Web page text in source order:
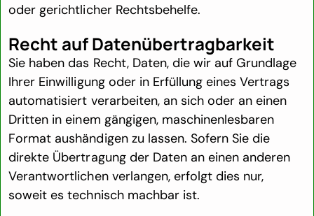
oder gerichtlicher Rechtsbehelfe.
Recht auf Daten­übertrag­barkeit
Sie haben das Recht, Daten, die wir auf Grundlage
Ihrer Einwilligung oder in Erfüllung eines Vertrags
automatisiert verarbeiten, an sich oder an einen
Dritten in einem gängigen, maschinenlesbaren
Format aushändigen zu lassen. Sofern Sie die
direkte Übertragung der Daten an einen anderen
Verantwortlichen verlangen, erfolgt dies nur,
soweit es technisch machbar ist.